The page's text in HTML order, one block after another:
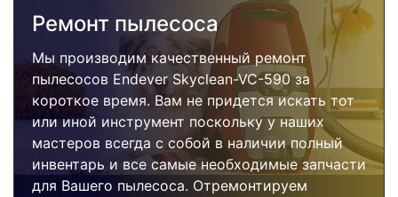
Ремонт пылесоса
Мы производим качественный ремонт
пылесосов Endever Skyclean-VC-590 за
короткое время. Вам не придется искать тот
или иной инструмент поскольку у наших
мастеров всегда с собой в наличии полный
инвентарь и все самые необходимые запчасти
для Вашего пылесоса. Отремонтируем